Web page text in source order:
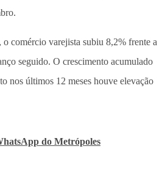
o comércio varejista subiu 8,2% frente a
seguido. O crescimento acumulado
nos últimos 12 meses houve elevação
do Metrópoles